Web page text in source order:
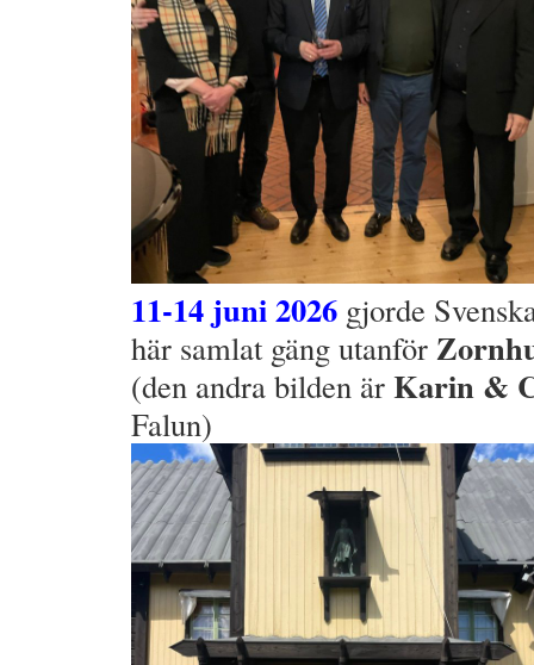
11-14 juni 2026 gjorde
här samlat gäng utanför
(den andra bilden är Karin &
Falun)